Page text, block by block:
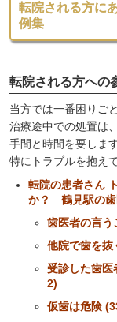
転院される方に
例集
転院される方への
当方では一番困りご
治療途中での処置は
手間と時間を要します
特にトラブルを抱え
転院の患者さん
か？ 鶴見駅の歯
歯医者の言う
他院で歯を抜
受診した歯医
2)
仮歯は危険